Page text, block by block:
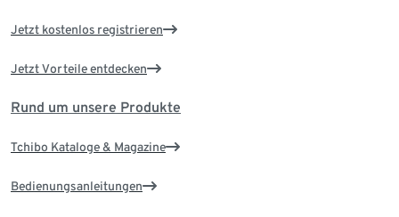
Jetzt kostenlos registrieren
Jetzt Vorteile entdecken
Rund um unsere Produkte
Tchibo Kataloge & Magazine
Bedienungsanleitungen